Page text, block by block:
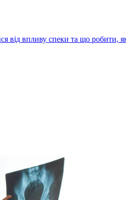
від впливу спеки та що робити,